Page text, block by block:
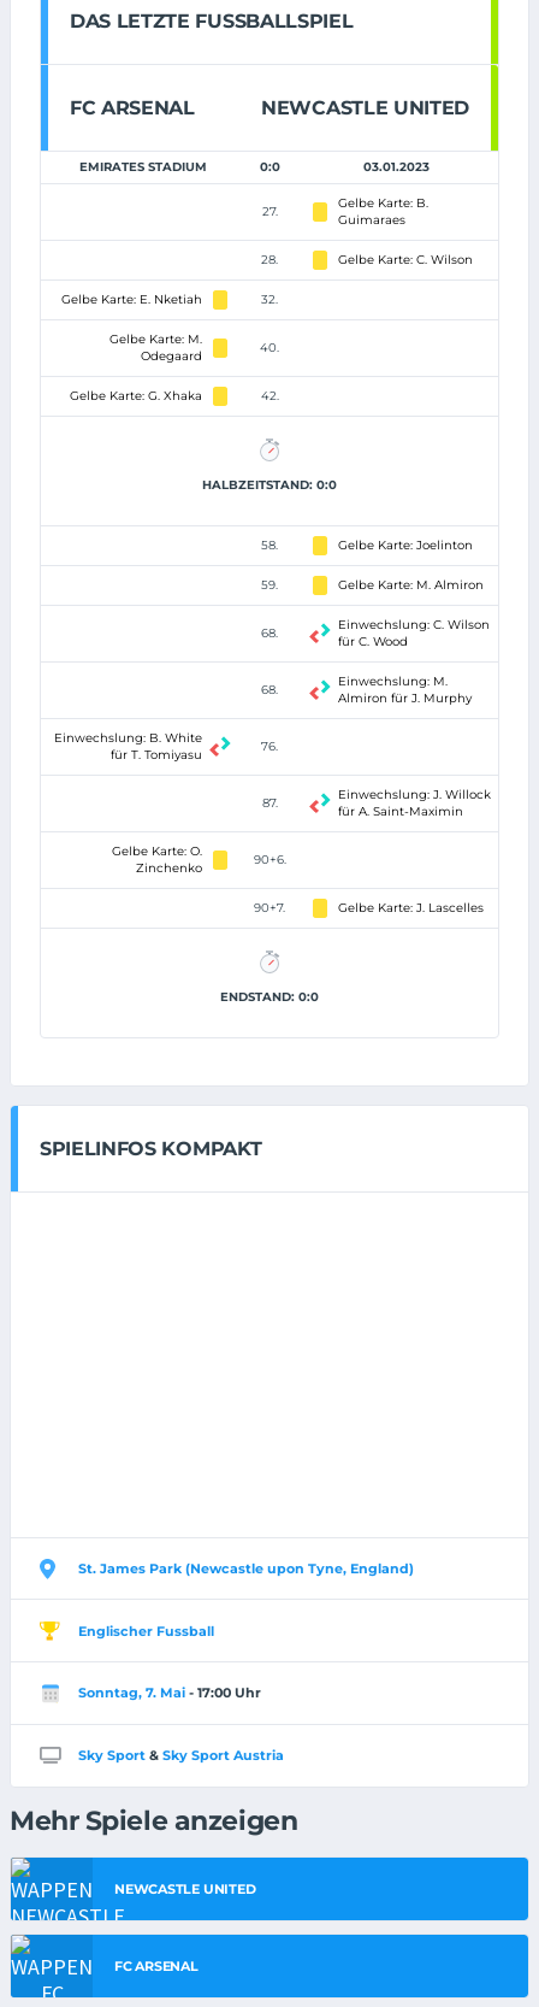
DAS LETZTE FUSSBALLSPIEL
FC ARSENAL NEWCASTLE UNITED
EMIRATES STADIUM 0:0 03.01.2023
27.
Gelbe Karte: B.
Guimaraes
28. Gelbe Karte: C. Wilson
Gelbe Karte: E. Nketiah 32.
Gelbe Karte: M.
Odegaard
40.
Gelbe Karte: G. Xhaka 42.
HALBZEITSTAND: 0:0
58. Gelbe Karte: Joelinton
59. Gelbe Karte: M. Almiron
68.
Einwechslung: C. Wilson
für C. Wood
68.
Einwechslung: M.
Almiron für J. Murphy
Einwechslung: B. White
für T. Tomiyasu
76.
87.
Einwechslung: J. Willock
für A. Saint-Maximin
Gelbe Karte: O.
Zinchenko
90+6.
90+7. Gelbe Karte: J. Lascelles
ENDSTAND: 0:0
SPIELINFOS KOMPAKT
St. James Park (Newcastle upon Tyne, England)
Englischer Fussball
Sonntag, 7. Mai - 17:00 Uhr
Sky Sport & Sky Sport Austria
Mehr Spiele anzeigen
NEWCASTLE UNITED
FC ARSENAL